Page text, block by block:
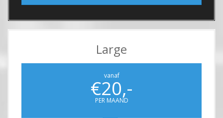
Large
vanaf
€20,-
PER MAAND